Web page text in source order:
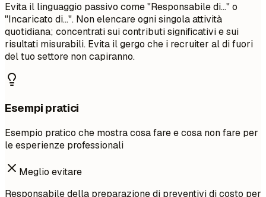
Evita il linguaggio passivo come "Responsabile di..." o
"Incaricato di...". Non elencare ogni singola attività
quotidiana; concentrati sui contributi significativi e sui
risultati misurabili. Evita il gergo che i recruiter al di fuori
del tuo settore non capiranno.
Esempi pratici
Esempio pratico che mostra cosa fare e cosa non fare per
le esperienze professionali
Meglio evitare
Responsabile della preparazione di preventivi di costo per